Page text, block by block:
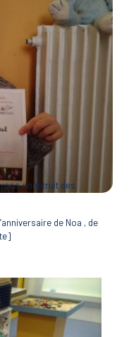
construit des
de Noa , de